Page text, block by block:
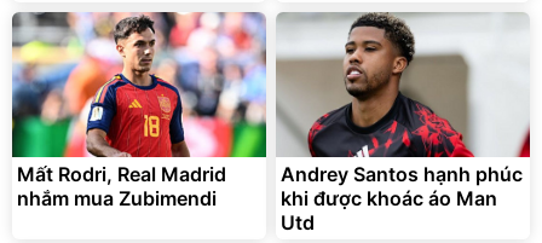
Mất Rodri, Real Madrid
nhắm mua Zubimendi
Andrey Santos hạnh phúc
khi được khoác áo Man
Utd